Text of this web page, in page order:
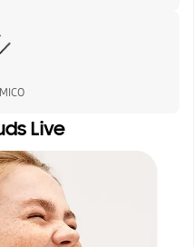
Live